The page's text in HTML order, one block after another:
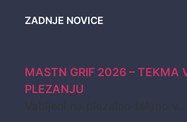
ZADNJE NOVICE
MASTN GRIF 2026 – TEKMA
PLEZANJU
Vabljeni na plezalno tekmo v...